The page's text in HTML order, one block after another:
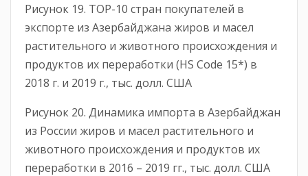
Рисунок 19. ТОР-10 стран покупателей в
экспорте из Азербайджана жиров и масел
растительного и животного происхождения и
продуктов их переработки (HS Code 15*) в
2018 г. и 2019 г., тыс. долл. США
Рисунок 20. Динамика импорта в Азербайджан
из России жиров и масел растительного и
животного происхождения и продуктов их
переработки в 2016 – 2019 гг., тыс. долл. США